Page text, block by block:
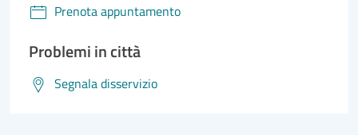
Prenota appuntamento
Problemi in città
Segnala disservizio